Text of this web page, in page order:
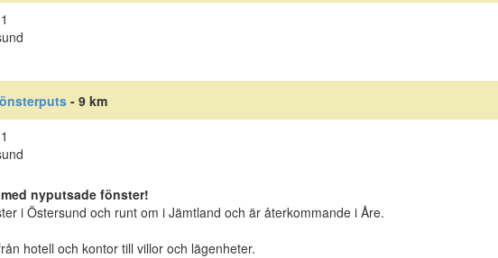
- 9 km
nyputsade fönster!
i Östersund och runt om i Jämtland och är återkommande i Åre.
hotell och kontor till villor och lägenheter.